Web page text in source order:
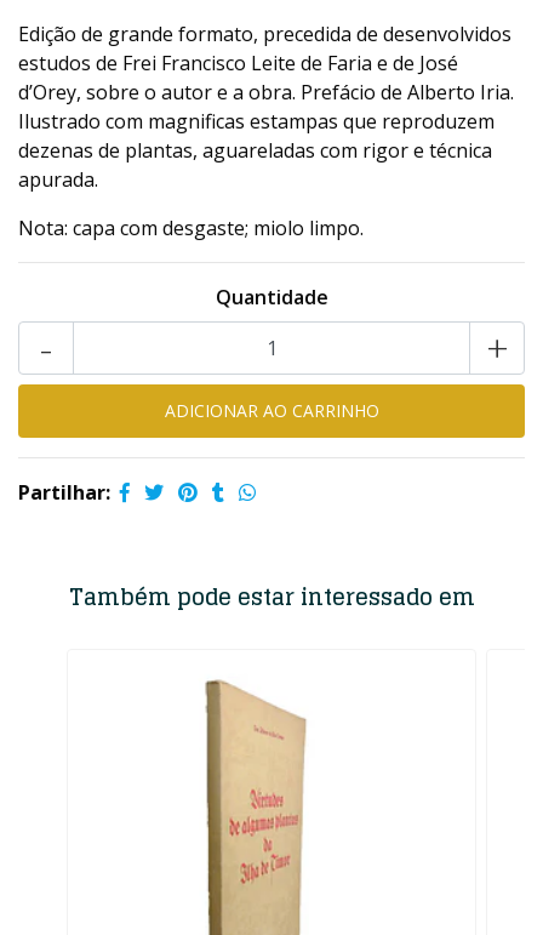
Edição de grande formato, precedida de desenvolvidos
estudos de Frei Francisco Leite de Faria e de José
d’Orey, sobre o autor e a obra. Prefácio de Alberto Iria.
Ilustrado com magnificas estampas que reproduzem
dezenas de plantas, aguareladas com rigor e técnica
apurada.
Nota: capa com desgaste; miolo limpo.
Quantidade
+
-
Partilhar:
Também pode estar interessado em